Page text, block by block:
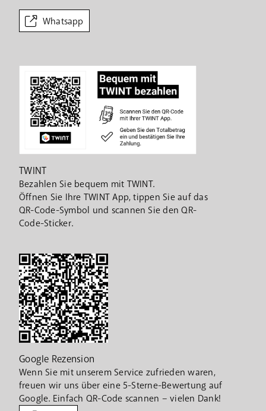
Whatsapp
TWINT
Bezahlen Sie bequem mit TWINT.
Öffnen Sie Ihre TWINT App, tippen Sie auf das
QR-Code-Symbol und scannen Sie den QR-
Code-Sticker.
Google Rezension
Wenn Sie mit unserem Service zufrieden waren,
freuen wir uns über eine 5-Sterne-Bewertung auf
Google. Einfach QR-Code scannen – vielen Dank!